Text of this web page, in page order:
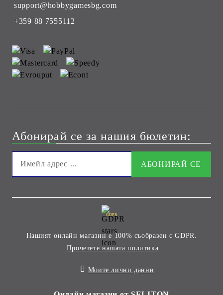
support@hobbygamesbg.com
+359 88 7555112
Абонирай се за нашия бюлетин:
GDPR
Нашият онлайн магазин е 100% съобразен с GDPR.
Прочетете нашата политика
Моите лични данни